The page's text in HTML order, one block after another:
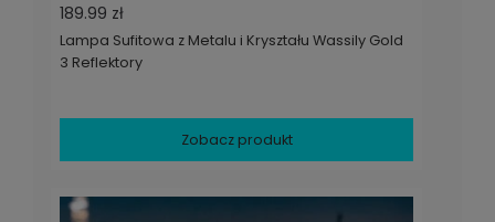
189.99 zł
Lampa Sufitowa z Metalu i Kryształu Wassily Gold
3 Reflektory
Zobacz produkt